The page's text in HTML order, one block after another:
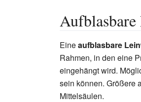
Eineaufblasbare
Rahmen, in den eine
eingehängt wird.
sein können. Größere
Mittelsäulen.